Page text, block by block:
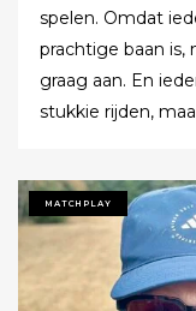
spelen. Omdat
prachtige baan is,
graag aan. En
stukkie rijden,
Tot ik uiteindelijk
meer ging
MATCHPLAY